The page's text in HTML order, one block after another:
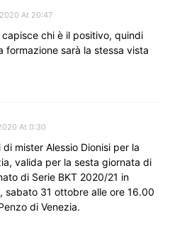
At 20:47
chi è il positivo, quindi
formazione sarà la stessa vista
At 0:30
mister Alessio Dionisi per la
valida per la sesta giornata di
di Serie BKT 2020/21 in
sabato 31 ottobre alle ore 16.00
di Venezia.